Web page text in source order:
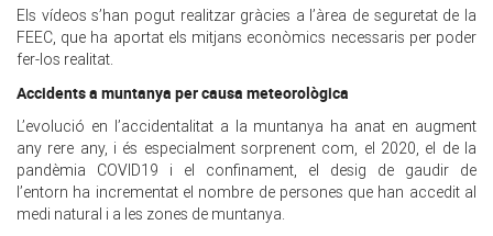
Els vídeos s’han pogut realitzar gràcies a l’àrea de seguretat de la
FEEC, que ha aportat els mitjans econòmics necessaris per poder
fer-los realitat.
Accidents a muntanya per causa meteorològica
L’evolució en l’accidentalitat a la muntanya ha anat en augment
any rere any, i és especialment sorprenent com, el 2020, el de la
pandèmia COVID19 i el confinament, el desig de gaudir de
l’entorn ha incrementat el nombre de persones que han accedit al
medi natural i a les zones de muntanya.